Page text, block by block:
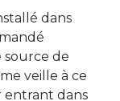
dans
source de
veille à ce
entrant dans